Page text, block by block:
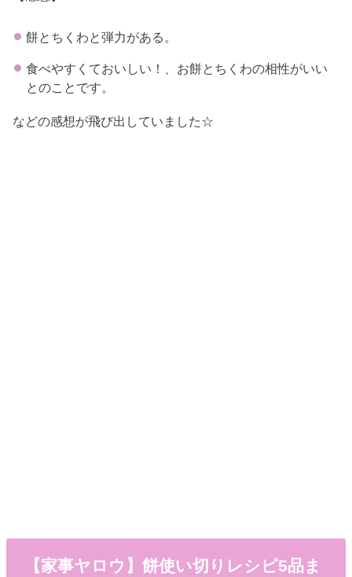
餅とちくわと弾力がある。
食べやすくておいしい！、お餅とちくわの相性がいい
とのことです。
などの感想が飛び出していました☆
【家事ヤロウ】餅使い切りレシピ5品ま